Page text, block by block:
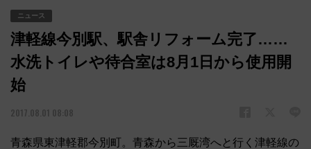
ニュース
津軽線今別駅、駅舎リフォーム完了……
水洗トイレや待合室は8月1日から使用開
始
2017.08.01 08:08
青森県東津軽郡今別町。青森から三厩湾へと行く津軽線の